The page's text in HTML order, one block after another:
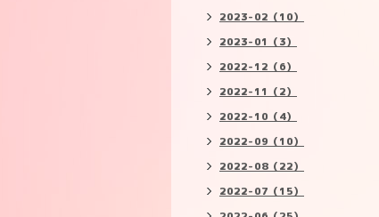
2023-02（10）
2023-01（3）
2022-12（6）
2022-11（2）
2022-10（4）
2022-09（10）
2022-08（22）
2022-07（15）